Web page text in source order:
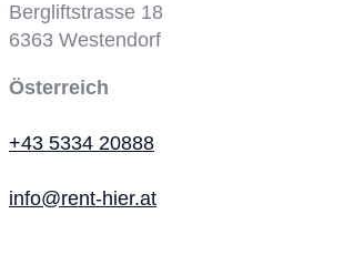
Bergliftstrasse 18
6363 Westendorf
Österreich
+43 5334 20888
info@rent-hier.at